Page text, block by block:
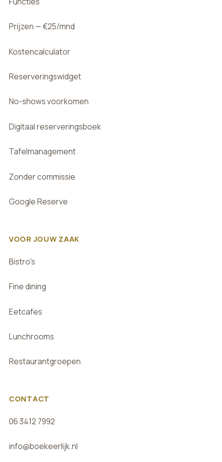
Prijzen — €25/mnd
Kostencalculator
Reserveringswidget
No-shows voorkomen
Digitaal reserveringsboek
Tafelmanagement
Zonder commissie
Google Reserve
VOOR JOUW ZAAK
Bistro's
Fine dining
Eetcafes
Lunchrooms
Restaurantgroepen
CONTACT
06 3412 7992
info@boekeerlijk.nl